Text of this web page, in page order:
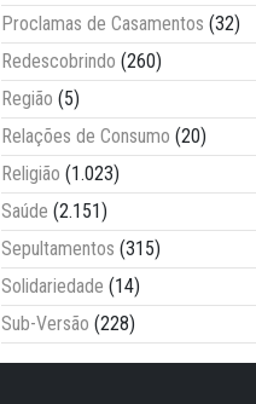
Proclamas de Casamentos (32)
Redescobrindo (260)
Região (5)
Relações de Consumo (20)
Religião (1.023)
Saúde (2.151)
Sepultamentos (315)
Solidariedade (14)
Sub-Versão (228)